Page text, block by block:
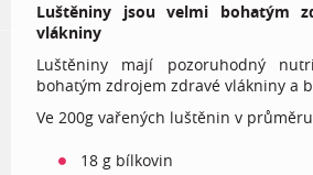
Luštěniny jsou velmi bohatým
vlákniny
Luštěniny mají pozoruhodný
bohatým zdrojem zdravé vlákniny a
Ve 200g vařených luštěnin v
18 g bílkovin